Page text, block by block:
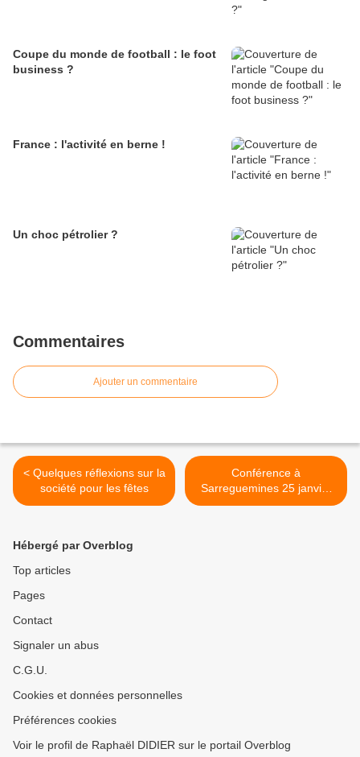
Coupe du monde de football : le foot
business ?
France : l'activité en berne !
Un choc pétrolier ?
Commentaires
Ajouter un commentaire
< Quelques réflexions sur la
société pour les fêtes
Conférence à
Sarreguemines 25 janvier
18h30 >
Hébergé par Overblog
Top articles
Pages
Contact
Signaler un abus
C.G.U.
Cookies et données personnelles
Préférences cookies
Voir le profil de Raphaël DIDIER sur le portail Overblog